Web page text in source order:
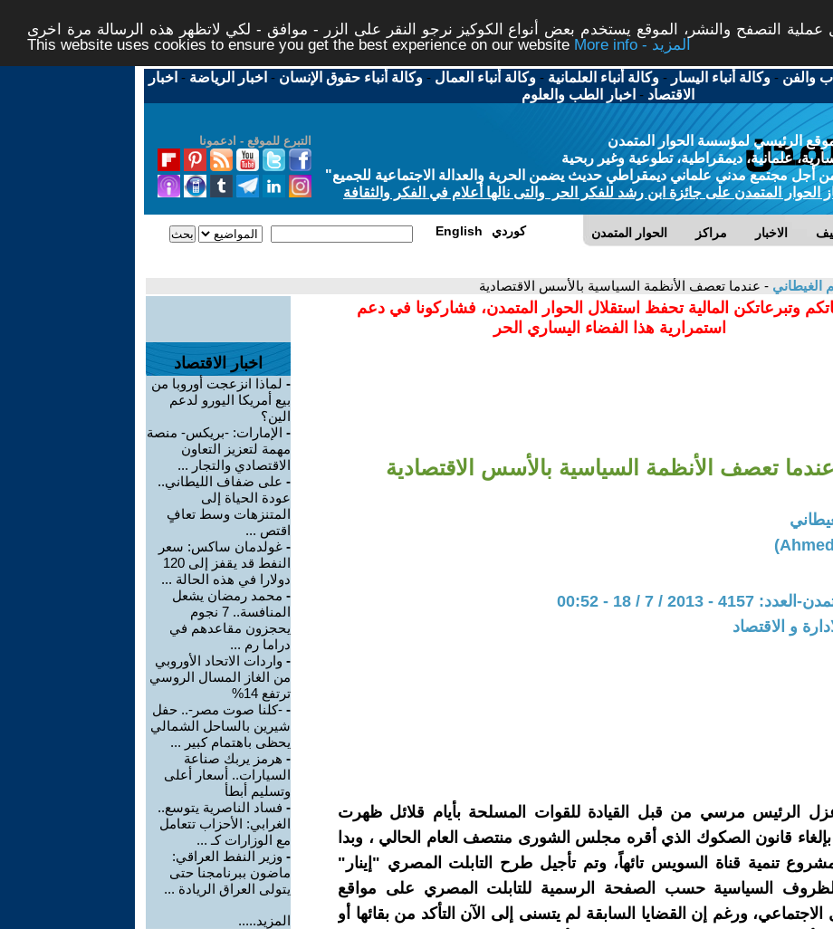
التصفح والنشر، الموقع يستخدم بعض أنواع الكوكيز نرجو النقر على الزر - موافق - لكي لاتظهر هذه الرسالة مرة اخرى -
This website uses cookies to ensure you get the best experience on our website
More info - المزيد
والفن -وكالة أنباء اليسار -وكالة أنباء العلمانية -وكالة أنباء العمال -وكالة أنباء حقوق الإنسان - اخبار الرياضة - اخبار
الاقتصاد - اخبار الطب والعلوم
التبرع للموقع - ادعمونا
الرئيسي لمؤسسة الحوار المتمدن
علمانية، ديمقراطية، تطوعية وغير ربحية
أجل مجتمع مدني علماني ديمقراطي حديث يضمن الحرية والعدالة الاجتماعية للجميع"
الحوار المتمدن على جائزة ابن رشد للفكر الحر والتى نالها أعلام في الفكر والثقافة
الحوار المتمدن مراكز الاخبار English كوردي
الغيطاني - عندما تعصف الأنظمة السياسية بالأسس الاقتصادية
وتبرعاتكن المالية تحفظ استقلال الحوار المتمدن، فشاركونا في دعم
استمرارية هذا الفضاء اليساري الحر
عندما تعصف الأنظمة السياسية بالأسس الاقتصادية
- 2013 / 7 / 18 - 00:52
و الاقتصاد
الرئيس مرسي من قبل القيادة للقوات المسلحة بأيام قلائل ظهرت
قانون الصكوك الذي أقره مجلس الشورى منتصف العام الحالي ، وبدا
تنمية قناة السويس تائهاً، وتم تأجيل طرح التابلت المصري "إينار"
السياسية حسب الصفحة الرسمية للتابلت المصري على مواقع
الاجتماعي، ورغم إن القضايا السابقة لم يتسنى إلى الآن التأكد من بقائها أو
اخبار الاقتصاد
- لماذا انزعجت أوروبا من
بيع أمريكا اليورو لدعم
الين؟
- الإمارات: -بريكس- منصة
مهمة لتعزيز التعاون
الاقتصادي والتجار ...
- على ضفاف الليطاني..
عودة الحياة إلى
المتنزهات وسط تعافٍ
اقتص ...
- غولدمان ساكس: سعر
النفط قد يقفز إلى 120
دولارا في هذه الحالة ...
- محمد رمضان يشعل
المنافسة.. 7 نجوم
يحجزون مقاعدهم في
دراما رم ...
- واردات الاتحاد الأوروبي
من الغاز المسال الروسي
ترتفع 14%
- -كلنا صوت مصر-.. حفل
شيرين بالساحل الشمالي
يحظى باهتمام كبير ...
- هرمز يربك صناعة
السيارات.. أسعار أعلى
وتسليم أبطأ
- فساد الناصرية يتوسع..
الغرابي: الأحزاب تتعامل
مع الوزارات كـ ...
- وزير النفط العراقي:
ماضون ببرنامجنا حتى
يتولى العراق الريادة ...
المزيد.....